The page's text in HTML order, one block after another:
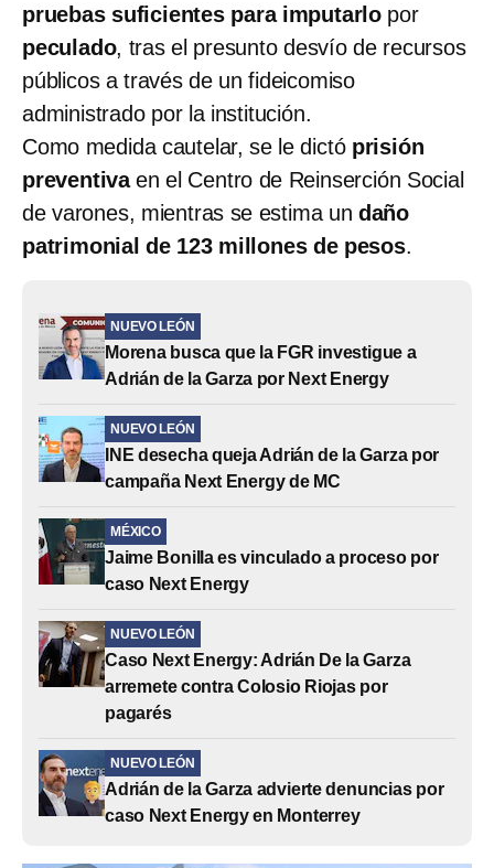
pruebas suficientes para imputarlo por
peculado, tras el presunto desvío de recursos
públicos a través de un fideicomiso
administrado por la institución.
Como medida cautelar, se le dictó prisión
preventivaen el Centro de Reinserción Social
de varones, mientras se estima un daño
patrimonial de 123 millones de pesos.
NUEVO LEÓN
Morena busca que la FGR investigue a
Adrián de la Garza por Next Energy
NUEVO LEÓN
INE desecha queja Adrián de la Garza por
campaña Next Energy de MC
MÉXICO
Jaime Bonilla es vinculado a proceso por
caso Next Energy
NUEVO LEÓN
Caso Next Energy: Adrián De la Garza
arremete contra Colosio Riojas por
pagarés
NUEVO LEÓN
Adrián de la Garza advierte denuncias por
caso Next Energy en Monterrey